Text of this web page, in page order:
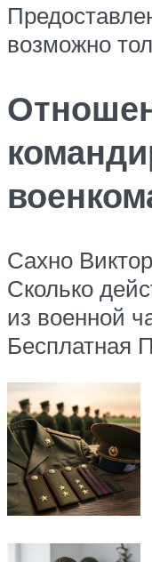
возможно
Сахно
Сколько
из военной
Бесплатная